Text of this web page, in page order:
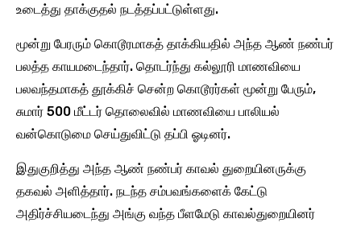
உடைத்து தாக்குதல் நடத்தப்பட்டுள்ளது.
மூன்று பேரரும் கொடூரமாகத் தாக்கியதில் அந்த ஆண் நண்பர்
பலத்த காயமடைந்தார். தொடர்ந்து கல்லூரி மாணவியை
பலவந்தமாகத் தூக்கிச் சென்ற கொடூரர்கள் மூன்று பேரும்,
சுமார் 500 மீட்டர் தொலைவில் மாணவியை பாலியல்
வன்கொடுமை செய்துவிட்டு தப்பி ஓடினர்.
இதுகுறித்து அந்த ஆண் நண்பர் காவல் துறையினருக்கு
தகவல் அளித்தார். நடந்த சம்பவங்களைக் கேட்டு
அதிர்ச்சியடைந்து அங்கு வந்த பீளமேடு காவல்துறையினர்